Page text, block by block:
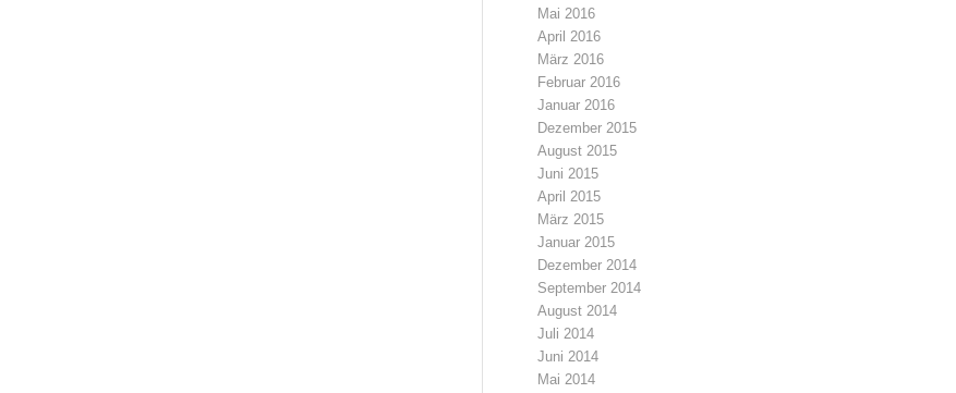
Mai 2016
April 2016
März 2016
Februar 2016
Januar 2016
Dezember 2015
August 2015
Juni 2015
April 2015
März 2015
Januar 2015
Dezember 2014
September 2014
August 2014
Juli 2014
Juni 2014
Mai 2014